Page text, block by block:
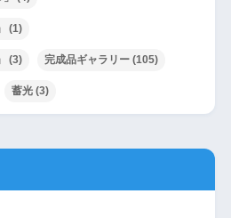
(1)
(3) 完成品ギャラリー(105)
蓄光(3)